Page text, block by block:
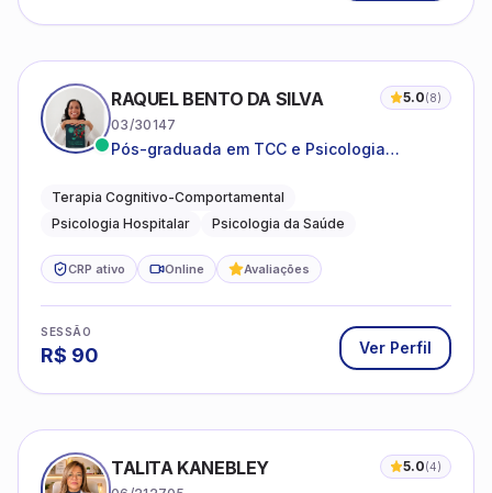
RAQUEL BENTO DA SILVA 5.0(8)
03/30147
Pós-graduada em TCC e Psicologia
Terapia Cognitivo-Comportamental
Psicologia Hospitalar
Psicologia da Saúde
CRP ativo Online Avaliações
SESSÃO
R$ 90 Ver Perfil
TALITA KANEBLEY 5.0(4)